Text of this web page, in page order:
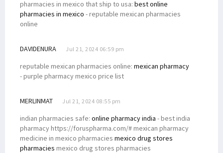
pharmacies in mexico that ship to usa: best online
pharmacies in mexico - reputable mexican pharmacies
online
DAVIDENURA Jul 21, 2024 06:59 pm
reputable mexican pharmacies online: mexican pharmacy
- purple pharmacy mexico price list
MERLINMAT Jul 21, 2024 08:55 pm
indian pharmacies safe: online pharmacy india - best india
pharmacy https://foruspharma.com/# mexican pharmacy
medicine in mexico pharmacies mexico drug stores
pharmacies mexico drug stores pharmacies